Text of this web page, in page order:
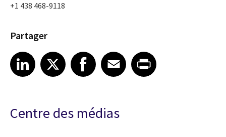
+1 438 468-9118
Partager
Share article on LinkedIn
LinkedIn
Share article on XShare article on Facebook
Facebook
Share article on Email
EmailShare article on Print
Centre des médias